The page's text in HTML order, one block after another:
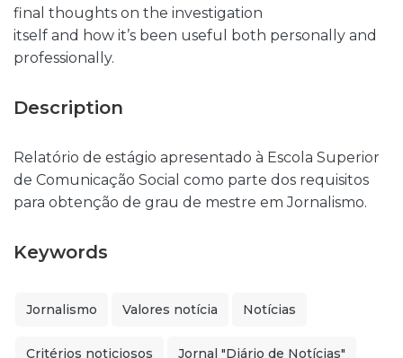
final thoughts on the investigation
itself and how it’s been useful both personally and
professionally.
Description
Relatório de estágio apresentado à Escola Superior
de Comunicação Social como parte dos requisitos
para obtenção de grau de mestre em Jornalismo.
Keywords
Jornalismo Valores notícia Notícias
Critérios noticiosos Jornal "Diário de Notícias"